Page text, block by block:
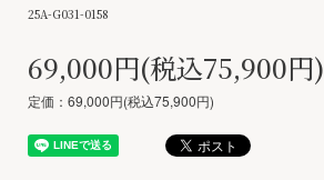
25A-G031-0158
69,000円(税込75,900円)
定価：69,000円(税込75,900円)